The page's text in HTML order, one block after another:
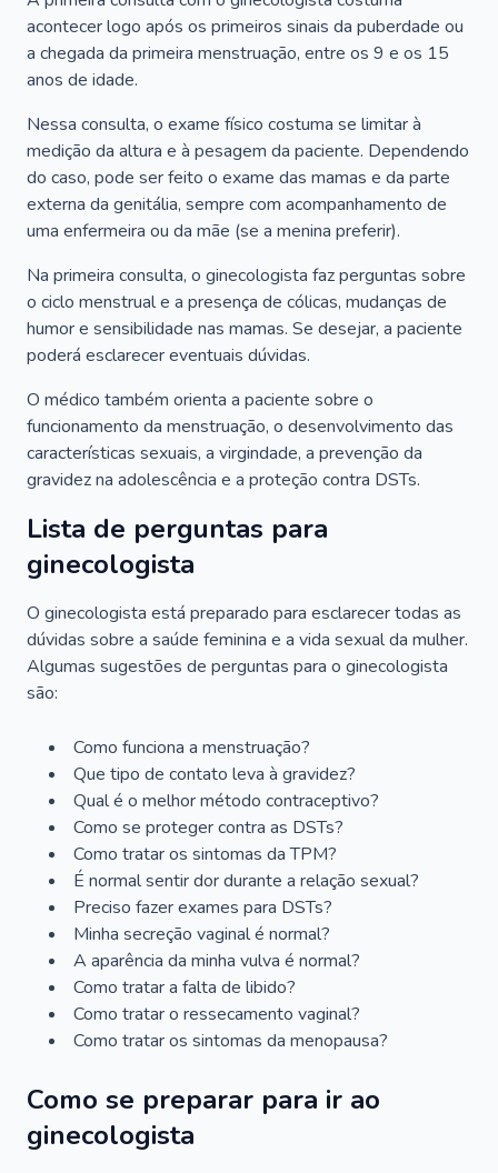
acontecer logo após os primeiros sinais da puberdade ou
a chegada da primeira menstruação, entre os 9 e os 15
anos de idade.
Nessa consulta, o exame físico costuma se limitar à
medição da altura e à pesagem da paciente. Dependendo
do caso, pode ser feito o exame das mamas e da parte
externa da genitália, sempre com acompanhamento de
uma enfermeira ou da mãe (se a menina preferir).
Na primeira consulta, o ginecologista faz perguntas sobre
o ciclo menstrual e a presença de cólicas, mudanças de
humor e sensibilidade nas mamas. Se desejar, a paciente
poderá esclarecer eventuais dúvidas.
O médico também orienta a paciente sobre o
funcionamento da menstruação, o desenvolvimento das
características sexuais, a virgindade, a prevenção da
gravidez na adolescência e a proteção contra DSTs.
Lista de perguntas para
ginecologista
O ginecologista está preparado para esclarecer todas as
dúvidas sobre a saúde feminina e a vida sexual da mulher.
Algumas sugestões de perguntas para o ginecologista
são:
Como funciona a menstruação?
Que tipo de contato leva à gravidez?
Qual é o melhor método contraceptivo?
Como se proteger contra as DSTs?
Como tratar os sintomas da TPM?
É normal sentir dor durante a relação sexual?
Preciso fazer exames para DSTs?
Minha secreção vaginal é normal?
A aparência da minha vulva é normal?
Como tratar a falta de libido?
Como tratar o ressecamento vaginal?
Como tratar os sintomas da menopausa?
Como se preparar para ir ao
ginecologista